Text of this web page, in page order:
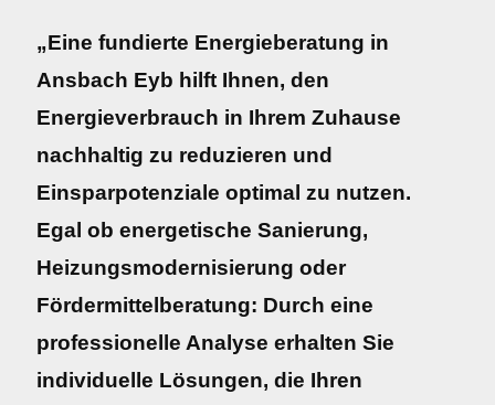
„Eine fundierte Energieberatung in
Ansbach Eyb hilft Ihnen, den
Energieverbrauch in Ihrem Zuhause
nachhaltig zu reduzieren und
Einsparpotenziale optimal zu nutzen.
Egal ob energetische Sanierung,
Heizungsmodernisierung oder
Fördermittelberatung: Durch eine
professionelle Analyse erhalten Sie
individuelle Lösungen, die Ihren